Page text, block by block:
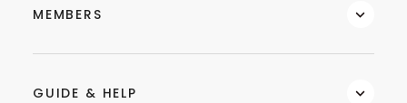
MEMBERS
GUIDE & HELP